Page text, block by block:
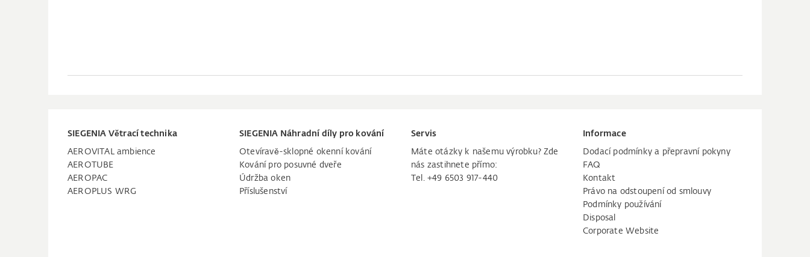
SIEGENIA Větrací technika
AEROVITAL ambience
AEROTUBE
AEROPAC
AEROPLUS WRG
SIEGENIA Náhradní díly pro kování
Otevíravě-sklopné okenní kování
Kování pro posuvné dveře
Údržba oken
Příslušenství
Servis
Máte otázky k našemu výrobku? Zde
nás zastihnete přímo:
Tel. +49 6503 917-440
Informace
Dodací podmínky a přepravní pokyny
FAQ
Kontakt
Právo na odstoupení od smlouvy
Podmínky používání
Disposal
Corporate Website